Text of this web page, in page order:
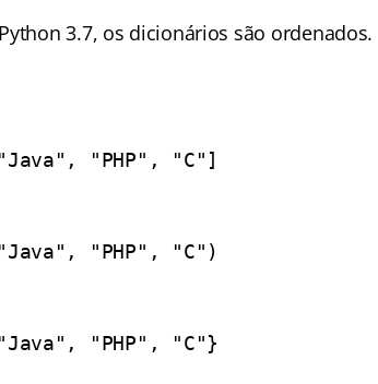
3.7, os dicionários são ordenados.
"PHP", "C"]
"PHP", "C")
"PHP", "C"}